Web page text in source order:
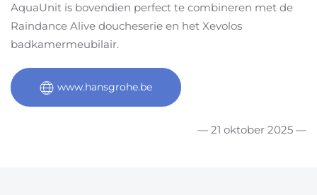
AquaUnit is bovendien perfect te combineren met de
Raindance Alive doucheserie en het Xevolos
badkamermeubilair.
www.hansgrohe.be
— 21 oktober 2025 —